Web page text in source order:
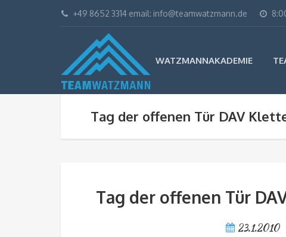
+49 8652 3314 email: info@teamwatzmann.de
WATZMANNAKADEMIE
Tag der offenen Tür DAV
Tag der offenen Tür
23.1.2010